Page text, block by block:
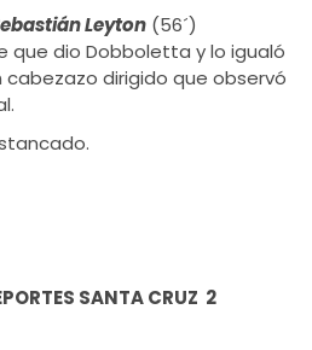
Leyton (56´)
que dio Dobboletta y lo igualó
cabezazo dirigido que observó
SANTA CRUZ 2